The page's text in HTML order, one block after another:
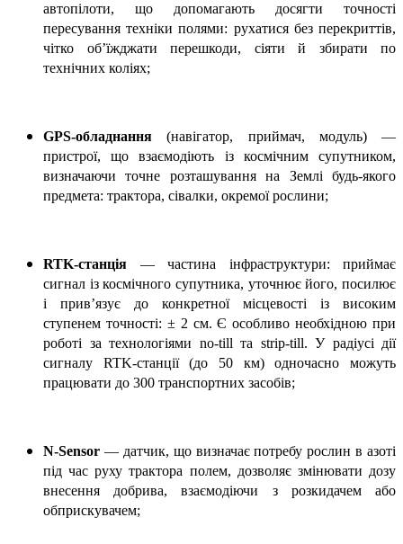
автопілоти, що допомагають досягти точності
пересування техніки полями: рухатися без перекриттів,
чітко об’їжджати перешкоди, сіяти й збирати по
технічних коліях;
GPS-обладнання(навігатор, приймач, модуль) —
пристрої, що взаємодіють із космічним супутником,
визначаючи точне розташування на Землі будь-якого
предмета: трактора, сівалки, окремої рослини;
RTK-станція — частина інфра­структури: приймає
сигнал із космічного супутника, уточнює його, посилює
і прив’язує до конкретної місцевості із високим
ступенем точності: ± 2 см. Є особливо необхідною при
роботі за технологіями no-till та strip-till. У радіусі дії
сигналу RTK-станції (до 50 км) одночасно можуть
працювати до 300 транспортних засобів;
N-Sensor — датчик, що визначає потребу рослин в азоті
під час руху трактора полем, дозволяє змінювати дозу
внесення добрива, взаємодіючи з розкидачем або
обприскувачем;